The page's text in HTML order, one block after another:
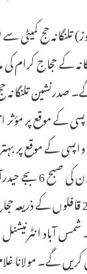
تلنگانہ
کے موقع پر
کے موقع پر
آباد
گے۔ مولانا